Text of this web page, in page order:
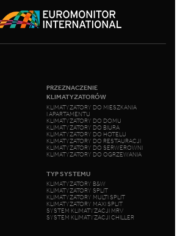
PRZEZNACZENIE
KLIMATYZATORÓW
KLIMATYZATORY DO MIESZKANIA
I APARTAMENTU
KLIMATYZATORY DO DOMU
KLIMATYZATORY DO BIURA
KLIMATYZATORY DO HOTELU
KLIMATYZATORY DO RESTAURACJI
KLIMATYZATORY DO SERWEROWNI
KLIMATYZATORY DO OGRZEWANIA
TYP SYSTEMU
KLIMATYZATORY B&W
KLIMATYZATORY SPLIT
KLIMATYZATORY MULTI SPLIT
KLIMATYZATORY MAXI SPLIT
SYSTEM KLIMATYZACJI MRV
SYSTEM KLIMATYZACJI CHILLER